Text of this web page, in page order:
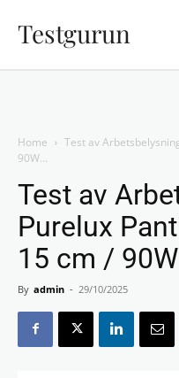
Testgurun
Home
Test av
90W...
Test av
Purelux
15 cm /
By admin - 29/10/2025